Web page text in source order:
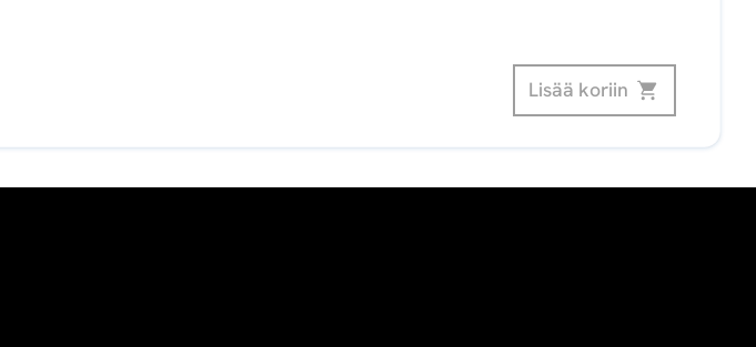
Lisää koriin